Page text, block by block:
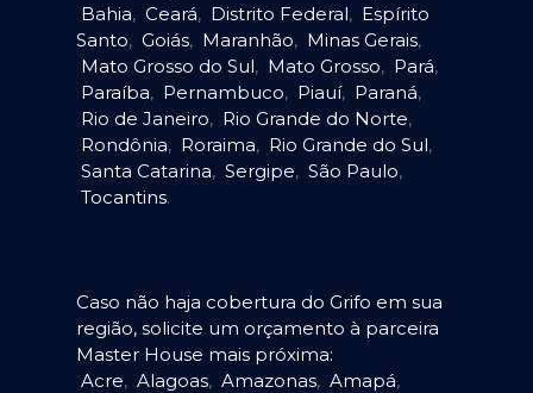
Bahia, Ceará, Distrito Federal, Espírito
Santo, Goiás, Maranhão, Minas Gerais,
Mato Grosso do Sul, Mato Grosso, Pará,
Paraíba, Pernambuco, Piauí, Paraná,
Rio de Janeiro, Rio Grande do Norte,
Rondônia, Roraima, Rio Grande do Sul,
Santa Catarina, Sergipe, São Paulo,
Tocantins.
Caso não haja cobertura do Grifo em sua
região, solicite um orçamento à parceira
Master House mais próxima:
Acre, Alagoas, Amazonas, Amapá,